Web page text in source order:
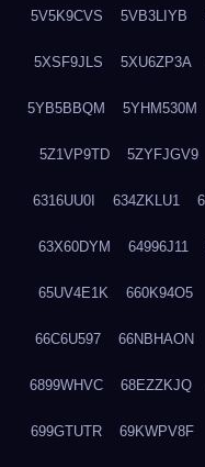
5V5K9CVS 5VB3LIYB
5XSF9JLS 5XU6ZP3A
5YB5BBQM 5YHM530M
5Z1VP9TD 5ZYFJGV9
6316UU0I 634ZKLU1
63X60DYM 64996J11
65UV4E1K 660K94O5
66C6U597 66NBHAON
6899WHVC 68EZZKJQ
699GTUTR 69KWPV8F